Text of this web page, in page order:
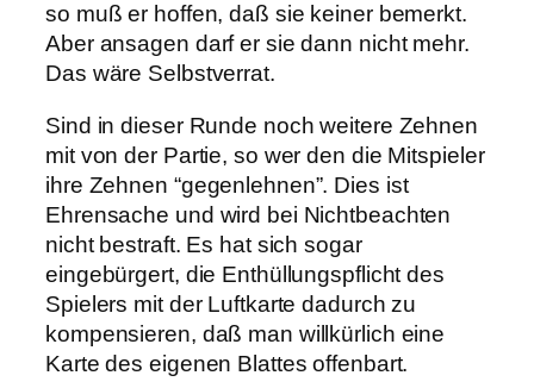
so muß er hoffen, daß sie keiner bemerkt.
Aber ansagen darf er sie dann nicht mehr.
Das wäre Selbstverrat.
Sind in dieser Runde noch weitere Zehnen
mit von der Partie, so wer den die Mitspieler
ihre Zehnen “gegenlehnen”. Dies ist
Ehrensache und wird bei Nichtbeachten
nicht bestraft. Es hat sich sogar
eingebürgert, die Enthüllungspflicht des
Spielers mit der Luftkarte dadurch zu
kompensieren, daß man willkürlich eine
Karte des eigenen Blattes offenbart.